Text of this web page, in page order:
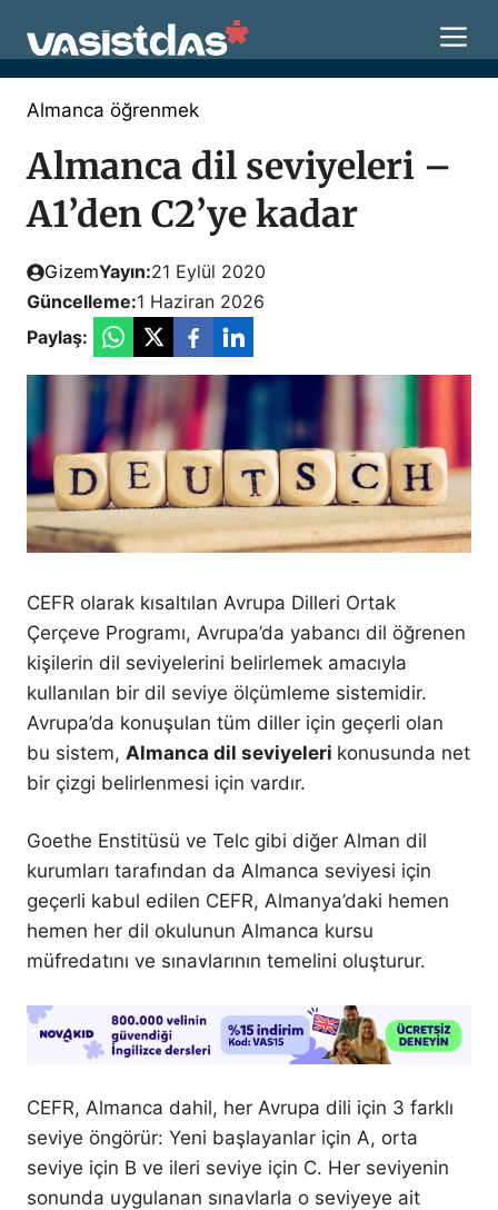
atla
Almanca öğrenmek
Almanca dil seviyeleri –
A1’den C2’ye kadar
GizemYayın:21 Eylül 2020
Güncelleme:1 Haziran 2026
Paylaş:
CEFR olarak kısaltılan Avrupa Dilleri Ortak
Çerçeve Programı, Avrupa’da yabancı dil öğrenen
kişilerin dil seviyelerini belirlemek amacıyla
kullanılan bir dil seviye ölçümleme sistemidir.
Avrupa’da konuşulan tüm diller için geçerli olan
bu sistem, Almanca dil seviyeleri konusunda net
bir çizgi belirlenmesi için vardır.
Goethe Enstitüsü ve Telc gibi diğer Alman dil
kurumları tarafından da Almanca seviyesi için
geçerli kabul edilen CEFR, Almanya’daki hemen
hemen her dil okulunun Almanca kursu
müfredatını ve sınavlarının temelini oluşturur.
CEFR, Almanca dahil, her Avrupa dili için 3 farklı
seviye öngörür: Yeni başlayanlar için A, orta
seviye için B ve ileri seviye için C. Her seviyenin
sonunda uygulanan sınavlarla o seviyeye ait